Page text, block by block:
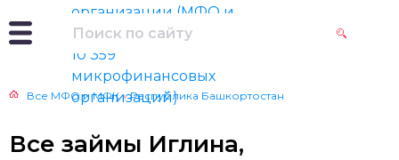
Все МФО и МФК » Республика Башкортостан
Все займы Иглина,